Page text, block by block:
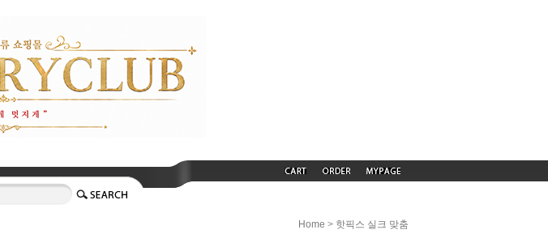
Home > 핫픽스 실크 맞춤